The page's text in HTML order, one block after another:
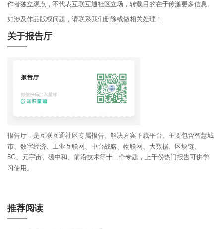
作者独立观点，不代表互联互通社区立场，转载目的在于传递更多信息。
如涉及作品版权问题，请联系我们删除或做相关处理！
关于报告厅
报告厅，是互联互通社区专属报告、解决方案下载平台。主要包含智慧城
市、数字经济、工业互联网、中台战略、物联网、大数据、区块链、
5G、元宇宙、碳中和、前沿技术等十二个专题，上千份热门报告可供学
习使用。
推荐阅读